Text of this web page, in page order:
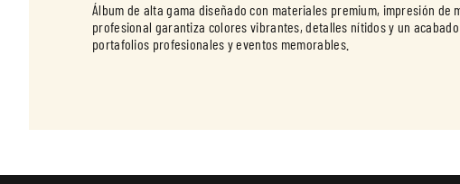
Álbum de alta gama diseñado con materiales premium, impresión
profesional garantiza colores vibrantes, detalles nítidos y un
portafolios profesionales y eventos memorables.